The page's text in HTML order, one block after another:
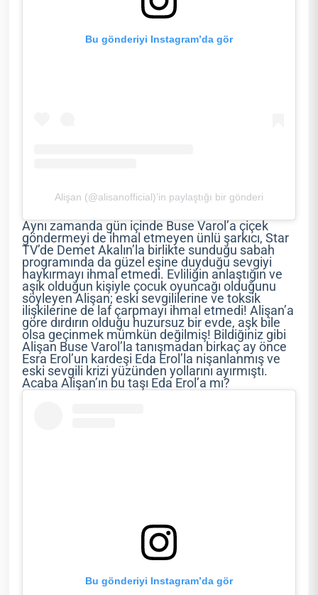
Bu gönderiyi Instagram’da gör
Alişan (@alisanofficial)’in paylaştığı bir gönderi
Aynı zamanda gün içinde Buse Varol’a çiçek
göndermeyi de ihmal etmeyen ünlü şarkıcı, Star
TV’de Demet Akalın’la birlikte sunduğu sabah
programında da güzel eşine duyduğu sevgiyi
haykırmayı ihmal etmedi. Evliliğin anlaştığın ve
aşık olduğun kişiyle çocuk oyuncağı olduğunu
söyleyen Alişan; eski sevgililerine ve toksik
ilişkilerine de laf çarpmayı ihmal etmedi! Alişan’a
göre dırdırın olduğu huzursuz bir evde, aşk bile
olsa geçinmek mümkün değilmiş! Bildiğiniz gibi
Alişan Buse Varol’la tanışmadan birkaç ay önce
Esra Erol’un kardeşi Eda Erol’la nişanlanmış ve
eski sevgili krizi yüzünden yollarını ayırmıştı.
Acaba Alişan’ın bu taşı Eda Erol’a mı?
Bu gönderiyi Instagram’da gör